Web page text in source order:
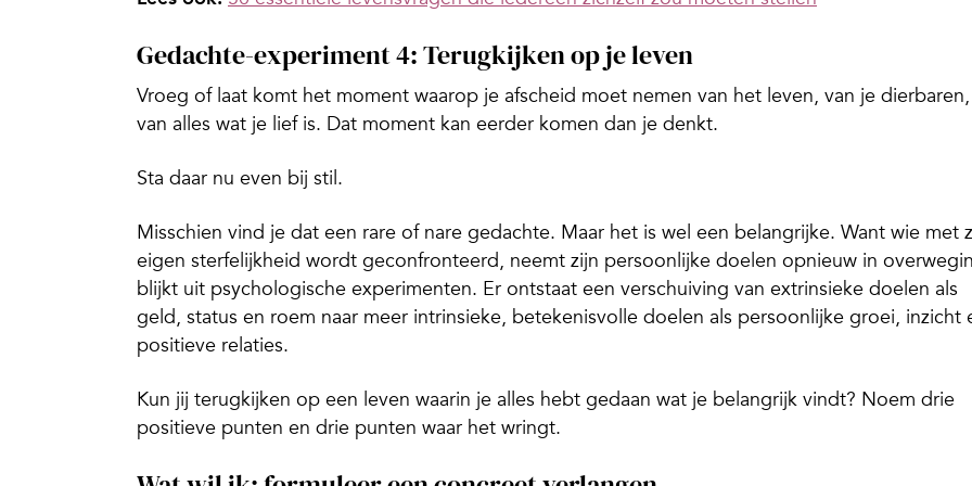
Gedachte-experiment 4: Terugkijken op je leven
Vroeg of laat komt het moment waarop je afscheid moet nemen van het leven, van je dierbaren,
van alles wat je lief is. Dat moment kan eerder komen dan je denkt.
Sta daar nu even bij stil.
Misschien vind je dat een rare of nare gedachte. Maar het is wel een belangrijke. Want wie met
eigen sterfelijkheid wordt geconfronteerd, neemt zijn persoonlijke doelen opnieuw in
blijkt uit psychologische experimenten. Er ontstaat een verschuiving van extrinsieke doelen als
geld, status en roem naar meer intrinsieke, betekenisvolle doelen als persoonlijke groei, inzicht
positieve relaties.
Kun jij terugkijken op een leven waarin je alles hebt gedaan wat je belangrijk vindt? Noem drie
positieve punten en drie punten waar het wringt.